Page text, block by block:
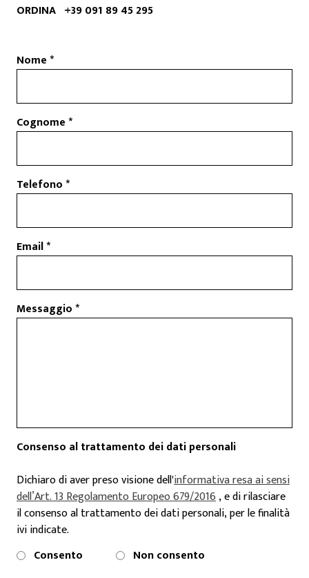
Nome
Cognome
Telefono
Email
Messaggio
Consenso al trattamento dei dati personali
Dichiaro di aver preso visione dell'informativa resa ai sensi
dell’Art. 13 Regolamento Europeo 679/2016, e di rilasciare
il consenso al trattamento dei dati personali, per le finalità
ivi indicate.
Consento
Non consento
ORDINA +39 091 89 45 295